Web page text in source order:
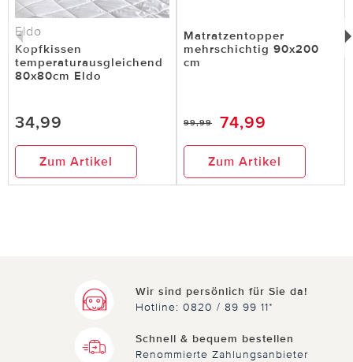
Eldo
Kopfkissen
temperaturausgleichend
80x80cm Eldo
34,99
Zum Artikel
Matratzentopper
mehrschichtig 90x200
cm
99,99 74,99
Zum Artikel
Wir sind persönlich für Sie da!
Hotline: 0820 / 89 99 11*
Schnell & bequem bestellen
Renommierte Zahlungsanbieter